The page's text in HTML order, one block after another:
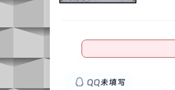
QQ未填写